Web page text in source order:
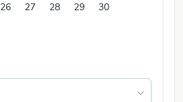
26 27 28 29 30